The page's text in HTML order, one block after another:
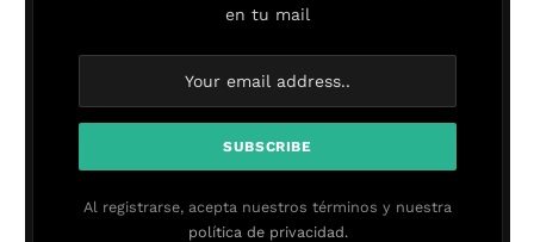
en tu mail
Al registrarse, acepta nuestros términos y nuestra
política de privacidad.